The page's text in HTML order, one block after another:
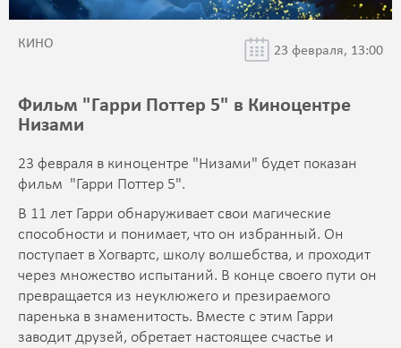
КИНО 23 февраля, 13:00
Фильм "Гарри Поттер 5" в Киноцентре
Низами
23 февраля в киноцентре "Низами" будет показан
фильм "Гарри Поттер 5".
В 11 лет Гарри обнаруживает свои магические
способности и понимает, что он избранный. Он
поступает в Хогвартс, школу волшебства, и проходит
через множество испытаний. В конце своего пути он
превращается из неуклюжего и презираемого
паренька в знаменитость. Вместе с этим Гарри
заводит друзей, обретает настоящее счастье и